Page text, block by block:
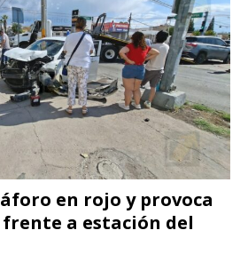
en rojo y provoca
a estación del